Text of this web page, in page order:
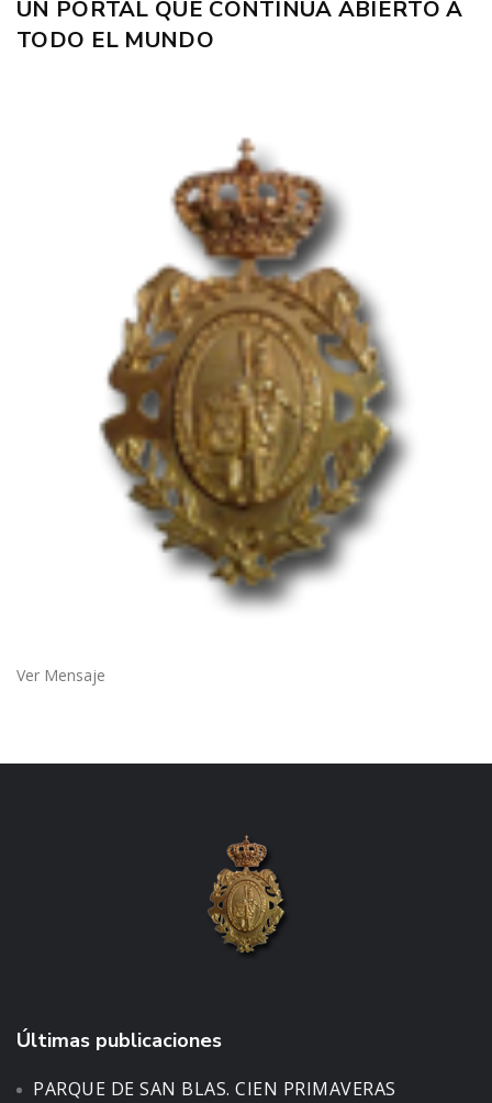
UN PORTAL QUE CONTINÚA ABIERTO A
TODO EL MUNDO
Ver Mensaje
Últimas publicaciones
PARQUE DE SAN BLAS. CIEN PRIMAVERAS